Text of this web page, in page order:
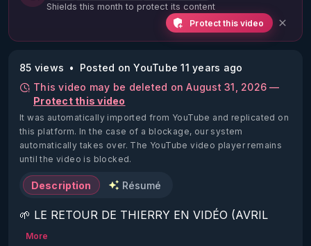
Shields this month to protect its content
Protect this video
85 views
Posted on YouTube 11 years ago
This video may be deleted on August 31, 2026 —
Protect this video
It was automatically imported from YouTube and replicated on
this platform. In the case of a blockage, our system
automatically takes over. The YouTube video player remains
until the video is blocked.
Description Résumé
🌱 LE RETOUR DE THIERRY EN VIDÉO (AVRIL
2022)!
More